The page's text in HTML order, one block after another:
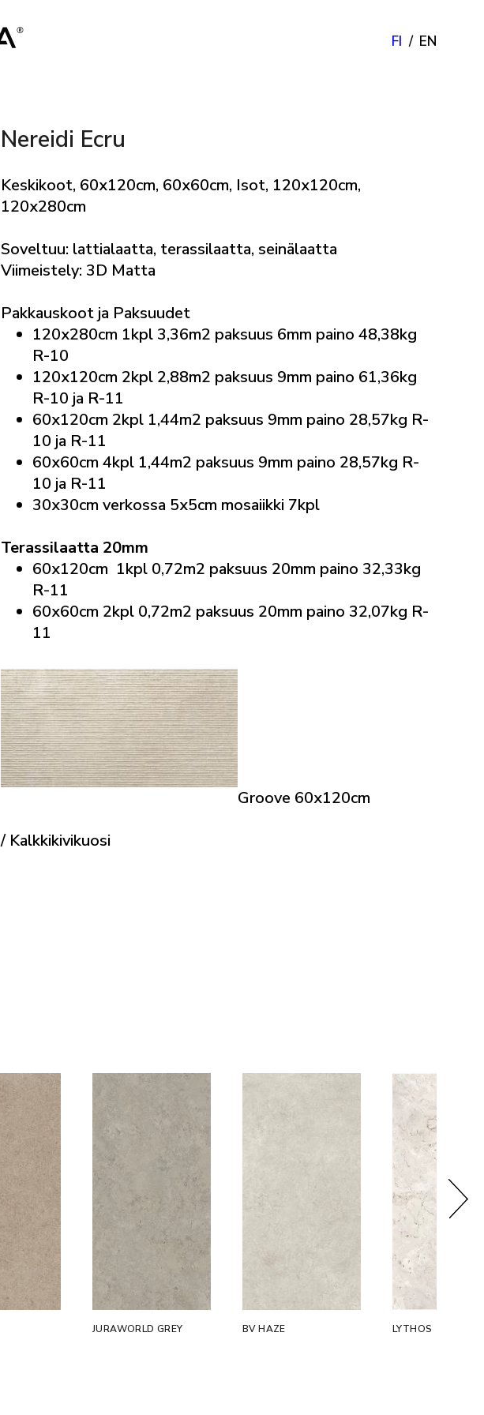
FI EN
Nereidi Ecru
Keskikoot, 60x120cm, 60x60cm, Isot, 120x120cm,
120x280cm
Soveltuu: lattialaatta, terassilaatta, seinälaatta
Viimeistely: 3D Matta
Pakkauskoot ja Paksuudet
120x280cm 1kpl 3,36m2 paksuus 6mm paino 48,38kg
R-10
120x120cm 2kpl 2,88m2 paksuus 9mm paino 61,36kg
R-10 ja R-11
60x120cm 2kpl 1,44m2 paksuus 9mm paino 28,57kg R-
10 ja R-11
60x60cm 4kpl 1,44m2 paksuus 9mm paino 28,57kg R-
10 ja R-11
30x30cm verkossa 5x5cm mosaiikki 7kpl
Terassilaatta 20mm
60x120cm 1kpl 0,72m2 paksuus 20mm paino 32,33kg
R-11
60x60cm 2kpl 0,72m2 paksuus 20mm paino 32,07kg R-
11
Groove 60x120cm
/ Kalkkikivikuosi
JURAWORLD GREY BV HAZE LYTHOS